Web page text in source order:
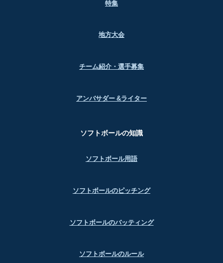
特集
地方大会
チーム紹介・選手募集
アンバサダー &ライター
ソフトボールの知識
ソフトボール用語
ソフトボールのピッチング
ソフトボールのバッティング
ソフトボールのルール